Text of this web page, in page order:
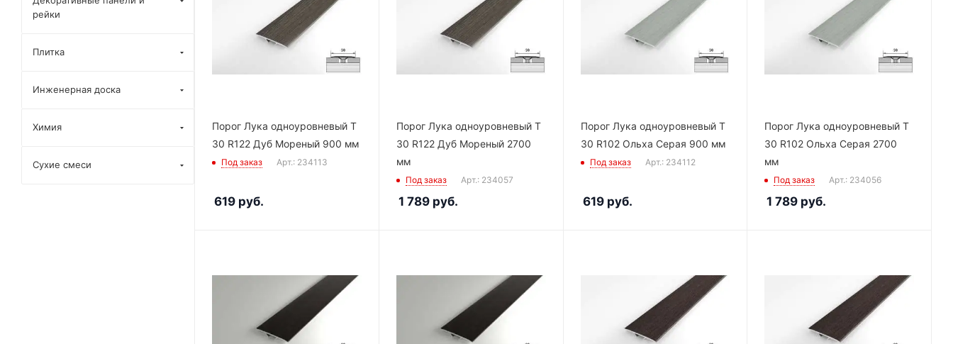
Порог Лука одноуровневый Т
30 R122 Дуб Мореный 900 мм
Под заказ Арт.: 234113
619 руб.
Порог Лука одноуровневый Т
30 R122 Дуб Мореный 2700
мм
Под заказ Арт.: 234057
1 789руб.
Порог Лука одноуровневый Т
30 R102 Ольха Серая 900 мм
Под заказ Арт.: 234112
619руб.
Порог Лука одноуровневый Т
30 R102 Ольха Серая 2700
мм
Под заказ Арт.: 234056
1 789 руб.
рейки
Плитка
Инженерная доска
Химия
Сухие смеси